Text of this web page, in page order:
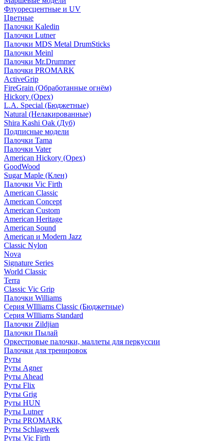
Флуоресцентные и UV
Цветные
Палочки Kaledin
Палочки Lutner
Палочки MDS Metal DrumSticks
Палочки Meinl
Палочки Mr.Drummer
Палочки PROMARK
ActiveGrip
FireGrain (Обработанные огнём)
Hickory (Орех)
L.A. Special (Бюджетные)
Natural (Нелакированные)
Shira Kashi Oak (Дуб)
Подписные модели
Палочки Tama
Палочки Vater
American Hickory (Орех)
GoodWood
Sugar Maple (Клен)
Палочки Vic Firth
American Classic
American Concept
American Custom
American Heritage
American Sound
American и Modern Jazz
Classic Nylon
Nova
Signature Series
World Classic
Terra
Classic Vic Grip
Палочки Williams
Серия WIlliams Classic (Бюджетные)
Серия WIlliams Standard
Палочки Zildjian
Палочки Пылай
Оркестровые палочки, маллеты для перкуссии
Палочки для тренировок
Руты
Руты Agner
Руты Ahead
Руты Flix
Руты Grig
Руты HUN
Руты Lutner
Руты PROMARK
Руты Schlagwerk
Руты Vic Firth